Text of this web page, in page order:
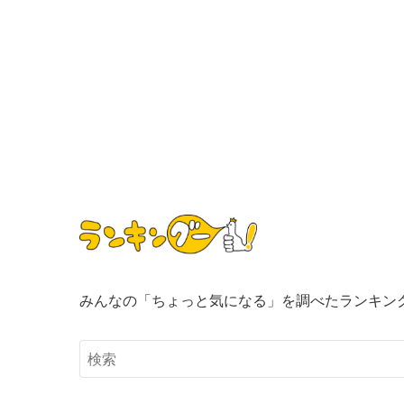
みんなの「ちょっと気になる」を調べたランキン